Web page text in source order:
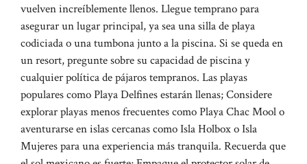
vuelven increíblemente llenos. Llegue temprano para
asegurar un lugar principal, ya sea una silla de playa
codiciada o una tumbona junto a la piscina. Si se queda en
un resort, pregunte sobre su capacidad de piscina y
cualquier política de pájaros tempranos. Las playas
populares como Playa Delfines estarán llenas; Considere
explorar playas menos frecuentes como Playa Chac Mool o
aventurarse en islas cercanas como Isla Holbox o Isla
Mujeres para una experiencia más tranquila. Recuerda que